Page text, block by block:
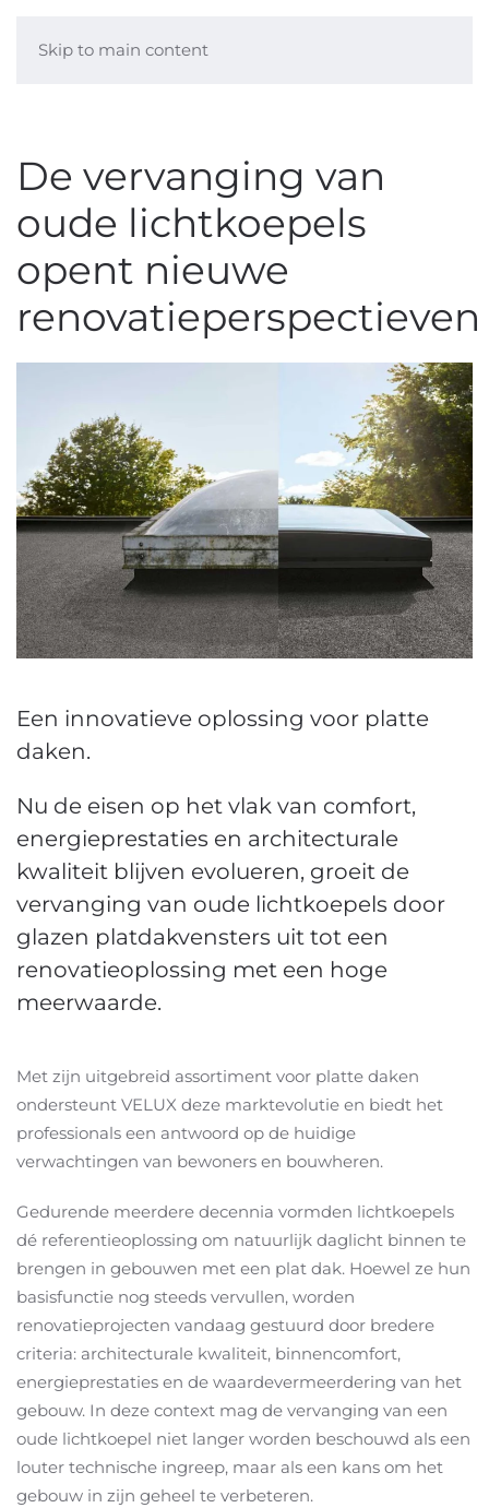
Skip to main content
De vervanging van
oude lichtkoepels
opent nieuwe
renovatieperspectieven
Een innovatieve oplossing voor platte
daken.
Nu de eisen op het vlak van comfort,
energieprestaties en architecturale
kwaliteit blijven evolueren, groeit de
vervanging van oude lichtkoepels door
glazen platdakvensters uit tot een
renovatieoplossing met een hoge
meerwaarde.
Met zijn uitgebreid assortiment voor platte daken
ondersteunt VELUX deze marktevolutie en biedt het
professionals een antwoord op de huidige
verwachtingen van bewoners en bouwheren.
Gedurende meerdere decennia vormden lichtkoepels
dé referentieoplossing om natuurlijk daglicht binnen te
brengen in gebouwen met een plat dak. Hoewel ze hun
basisfunctie nog steeds vervullen, worden
renovatieprojecten vandaag gestuurd door bredere
criteria: architecturale kwaliteit, binnencomfort,
energieprestaties en de waardevermeerdering van het
gebouw. In deze context mag de vervanging van een
oude lichtkoepel niet langer worden beschouwd als een
louter technische ingreep, maar als een kans om het
gebouw in zijn geheel te verbeteren.